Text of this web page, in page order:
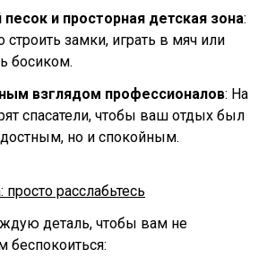
и просторная детская зона:
замки, играть в мяч или
босиком.
взглядом профессионалов: На
спасатели, чтобы ваш отдых был
но и спокойным.
расслабьтесь
деталь, чтобы вам не
беспокоиться: